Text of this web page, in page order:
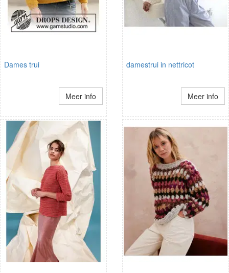
Dames trui
Meer info
damestrui in nettricot
Meer info